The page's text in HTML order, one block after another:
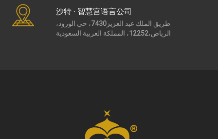
沙特 · 智慧宫语言公司
طريق الملك عبد العزيز7430، حي الورود،
الرياض،12252، المملكة العربية السعودية